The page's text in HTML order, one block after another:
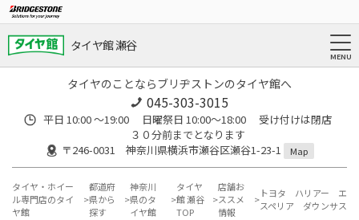
タイヤ館 瀬谷
タイヤのことならブリヂストンのタイヤ館へ
045-303-3015
平日 10:00 ～19:00 日曜祭日 10:00～18:00 受け付けは閉店
３０分前までとなります
〒246-0031 神奈川県横浜市瀬谷区瀬谷1-23-1
Map
タイヤ・ホイー
ル専門店のタイ
ヤ館
都道府
県から
探す
神奈川
県のタ
イヤ館
タイヤ
館 瀬谷
TOP
店舗お
ススメ
情報
トヨタ ハリアー エ
スペリア ダウンサス